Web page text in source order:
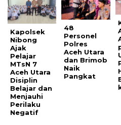
Kapolsek
Nibong
Ajak
Pelajar
MTsN 7
Aceh Utara
Disiplin
Belajar dan
Menjauhi
Perilaku
Negatif
48
Personel
Polres
Aceh Utara
dan Brimob
Naik
Pangkat